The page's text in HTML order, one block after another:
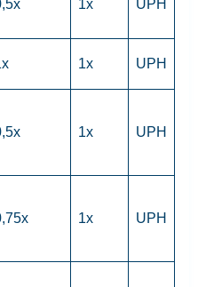
1x UPH
1x UPH
1x UPH
1x UPH